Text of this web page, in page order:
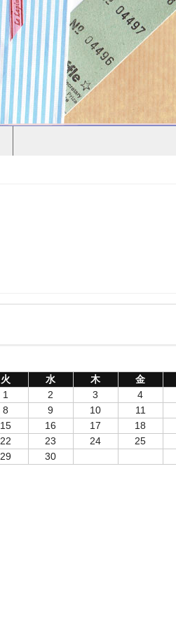
火 水 木 金
1
2 3 4
8 9 10 11
15 16 17 18
22 23 24 25
29 30